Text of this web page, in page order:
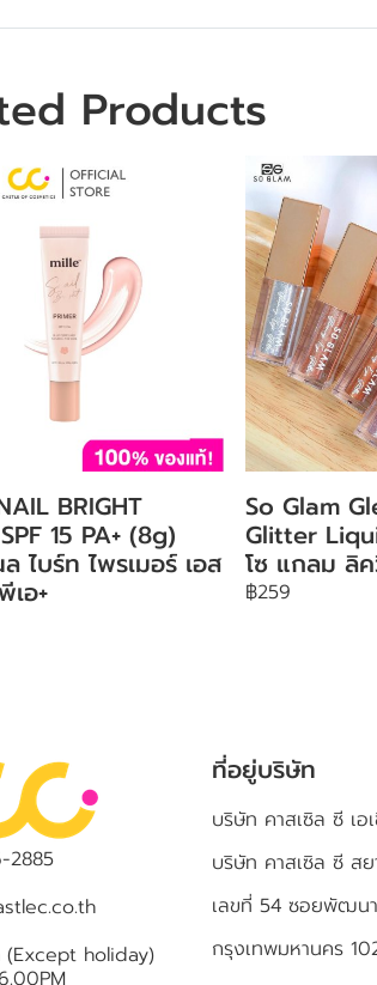
Products
BRIGHT
15 PA+ (8g)
ไบร์ท ไพรเมอร์ เอส
เอ+
So Glam
Glitter
โซ แกลม ลิ
฿259
2885
(Except holiday)
ที่อยู่บริษัท
บริษัท คาสเซิล ซี เอ
บริษัท คาสเซิล ซี ส
เลขที่ 54 ซอยพัฒน
กรุงเทพมหานคร